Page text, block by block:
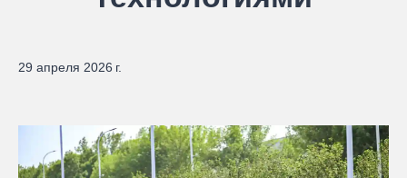
29 апреля 2026 г.